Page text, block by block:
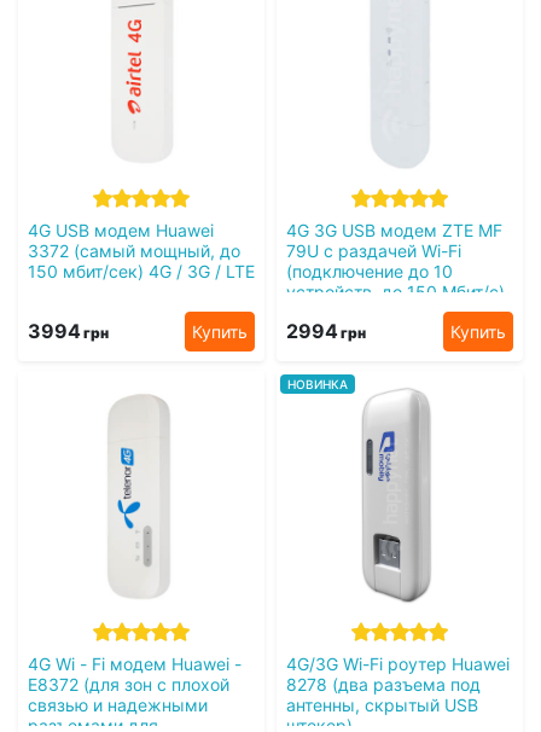
4G USB модем Huawei
3372 (самый мощный, до
150 мбит/сек) 4G / 3G / LTE
3994грн Купить
4G 3G USB модем ZTE MF
79U с раздачей Wi-Fi
(подключение до 10
устройств, до 150 Мбит/с)
2994грн Купить
4G Wi - Fi модем Huawei -
E8372 (для зон с плохой
связью и надежными
разъемами для
НОВИНКА
4G/3G Wi-Fi роутер Huawei
8278 (два разъема под
антенны, скрытый USB
штекер)